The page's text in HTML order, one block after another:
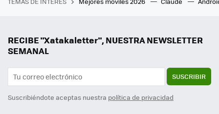
RECIBE "Xatakaletter", NUESTRA NEWSLETTER
SEMANAL
SUSCRIBIR
Suscribiéndote aceptas nuestra política de privacidad